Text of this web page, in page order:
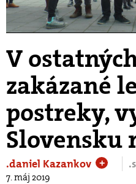
V
zakázané
postreky,
Slovensku
.daniel Kazankov +
7. máj 2019